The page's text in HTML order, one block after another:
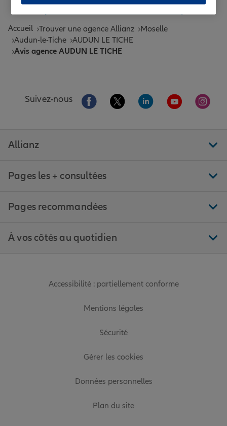
Tous nos guides et conseils Allianz
Accueil Trouver une agence Allianz
Moselle
Audun-le-Tiche AUDUN LE TICHE
Avis agence AUDUN LE TICHE
Suivez-nous Aller sur la page Facebook de Allianz
Aller sur la page Twitter de
Aller sur la page
Aller sur la
Aller
Allianz
Pages les + consultées
Pages recommandées
À vos côtés au quotidien
Accessibilité : partiellement conforme
Mentions légales
Sécurité
Gérer les cookies
Données personnelles
Plan du site